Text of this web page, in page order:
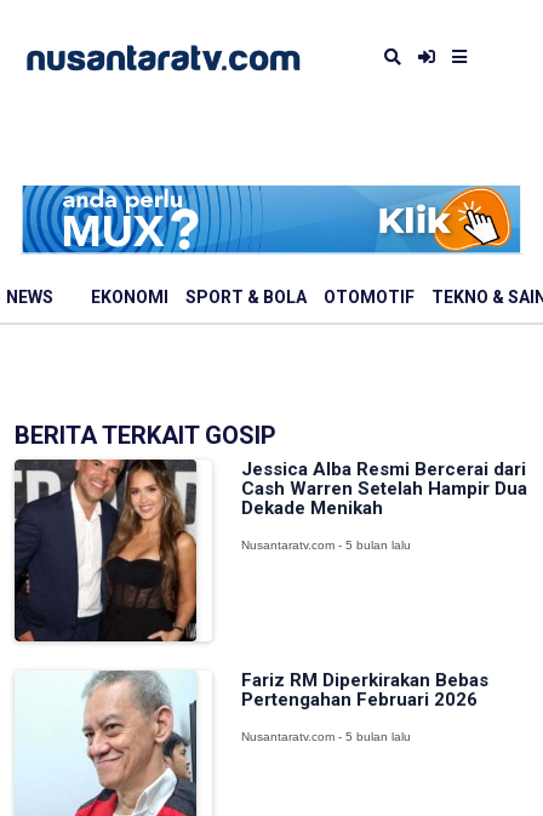
NEWS EKONOMI SPORT & BOLA OTOMOTIF TEKNO &
BERITA TERKAIT GOSIP
Jessica Alba Resmi Bercerai dari
Cash Warren Setelah Hampir Dua
Dekade Menikah
Nusantaratv.com - 5 bulan lalu
Fariz RM Diperkirakan Bebas
Pertengahan Februari 2026
Nusantaratv.com - 5 bulan lalu